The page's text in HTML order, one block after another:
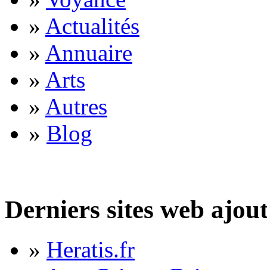
» Actualités
» Annuaire
» Arts
» Autres
» Blog
Derniers sites web
» Heratis.fr